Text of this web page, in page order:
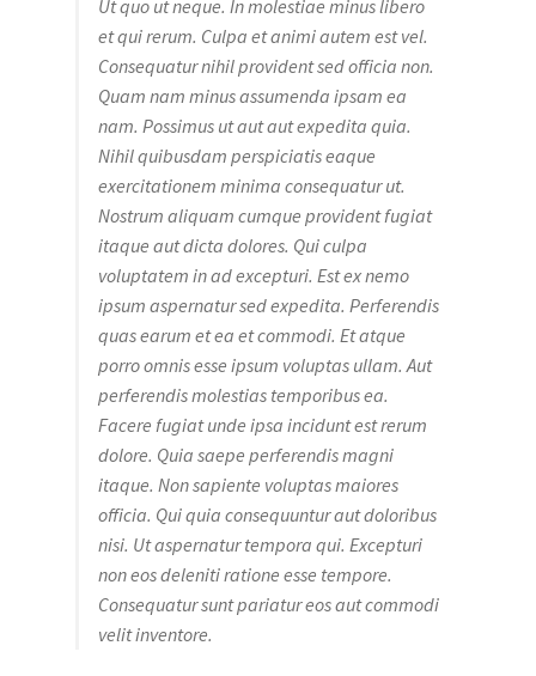
Ut quo ut neque. In molestiae minus libero
et qui rerum. Culpa et animi autem est vel.
Consequatur nihil provident sed officia non.
Quam nam minus assumenda ipsam ea
nam. Possimus ut aut aut expedita quia.
Nihil quibusdam perspiciatis eaque
exercitationem minima consequatur ut.
Nostrum aliquam cumque provident fugiat
itaque aut dicta dolores. Qui culpa
voluptatem in ad excepturi. Est ex nemo
ipsum aspernatur sed expedita. Perferendis
quas earum et ea et commodi. Et atque
porro omnis esse ipsum voluptas ullam. Aut
perferendis molestias temporibus ea.
Facere fugiat unde ipsa incidunt est rerum
dolore. Quia saepe perferendis magni
itaque. Non sapiente voluptas maiores
officia. Qui quia consequuntur aut doloribus
nisi. Ut aspernatur tempora qui. Excepturi
non eos deleniti ratione esse tempore.
Consequatur sunt pariatur eos aut commodi
velit inventore.